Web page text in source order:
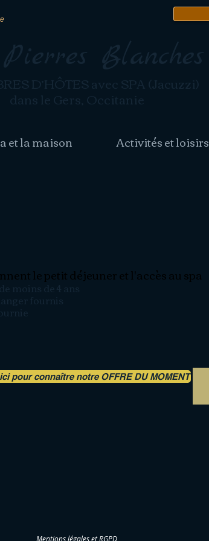
Blanches
D’HÔTES avec SPA (Jacuzzi)
dans le Gers, Occitanie
et la maison Activités et loisirs
le petit déjeuner et l'accès au spa
moins de 4 ans
fournis
pour connaître notre OFFRE DU MOMENT
Mentions légales et RGPD